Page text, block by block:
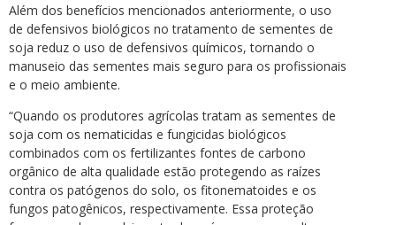
Além dos benefícios mencionados anteriormente, o uso
de defensivos biológicos no tratamento de sementes de
soja reduz o uso de defensivos químicos, tornando o
manuseio das sementes mais seguro para os profissionais
e o meio ambiente.
“Quando os produtores agrícolas tratam as sementes de
soja com os nematicidas e fungicidas biológicos
combinados com os fertilizantes fontes de carbono
orgânico de alta qualidade estão protegendo as raízes
contra os patógenos do solo, os fitonematoides e os
fungos patogênicos, respectivamente. Essa proteção